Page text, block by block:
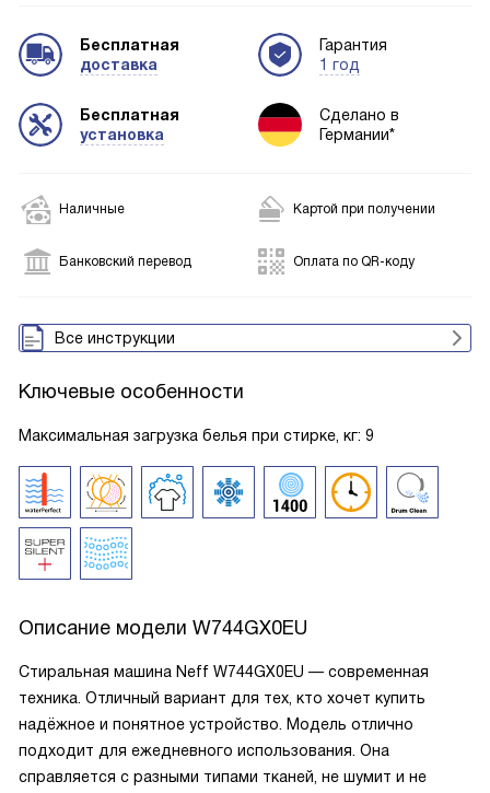
Бесплатная
доставка
Бесплатная
установка
Гарантия
1 год
Сделано в
Германии*
Наличные Картой при получении
Банковский перевод Оплата по QR-коду
Все инструкции
Ключевые особенности
Максимальная загрузка белья при стирке, кг: 9
Описание модели W744GX0EU
Стиральная машина Neff W744GX0EU — современная
техника. Отличный вариант для тех, кто хочет купить
надёжное и понятное устройство. Модель отлично
подходит для ежедневного использования. Она
справляется с разными типами тканей, не шумит и не